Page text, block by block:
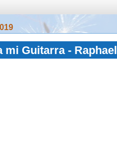
mi Guitarra - Raphael